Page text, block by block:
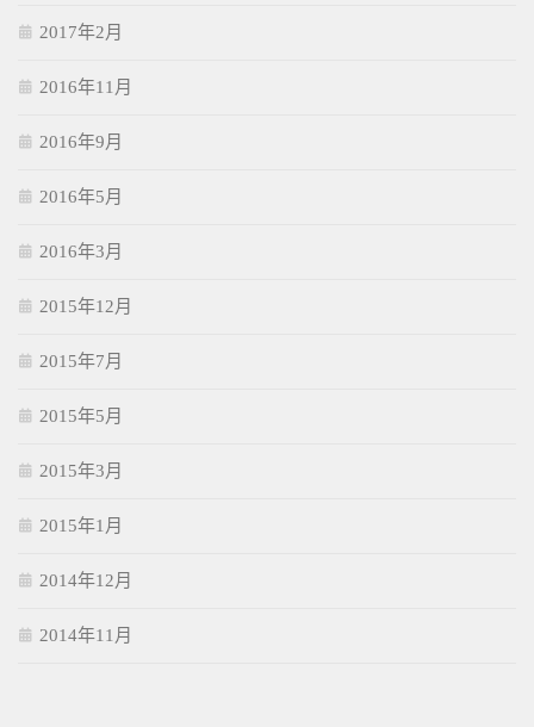
2017年2月
2016年11月
2016年9月
2016年5月
2016年3月
2015年12月
2015年7月
2015年5月
2015年3月
2015年1月
2014年12月
2014年11月